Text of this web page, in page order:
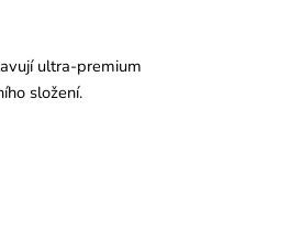
ultra-premium
složení.